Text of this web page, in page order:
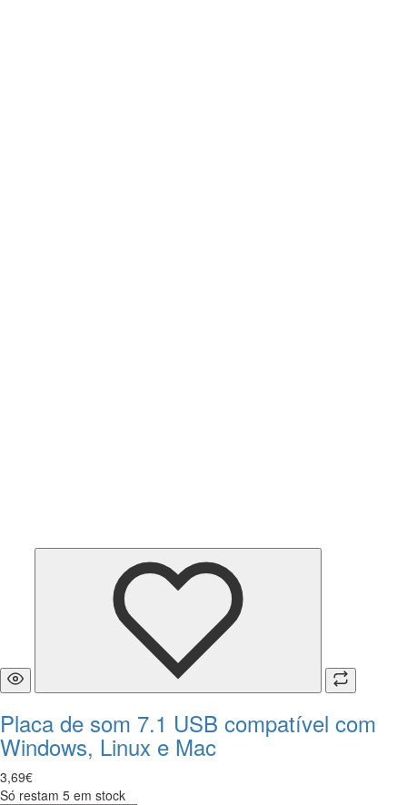
Placa de som 7.1 USB compatível com
Windows, Linux e Mac
3,69€
Só restam 5 em stock